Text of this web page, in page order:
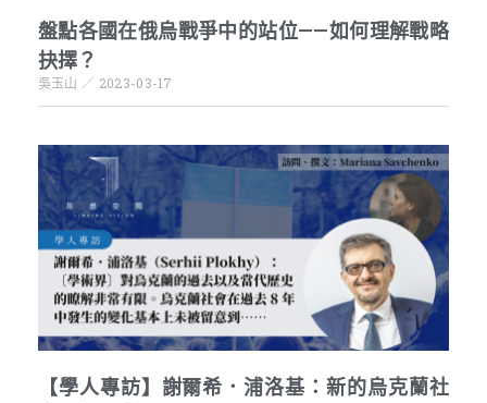
盤點各國在俄烏戰爭中的站位——如何理解戰略
抉擇？
吳玉山 2023-03-17
【學人專訪】謝爾希．浦洛基：新的烏克蘭社